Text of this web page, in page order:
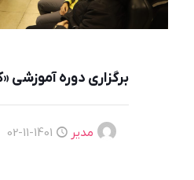
برگزاری دوره آموزشی
مدیر 1401-11-02